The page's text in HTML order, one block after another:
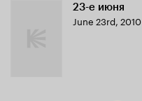
23-е июня
June 23rd, 2010